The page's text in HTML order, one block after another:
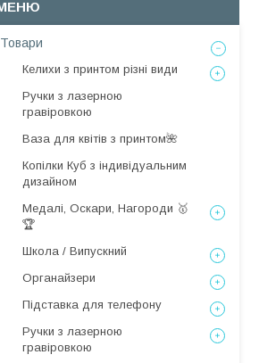
Товари
Келихи з принтом різні види
Ручки з лазерною
гравіровкою
Ваза для квітів з принтом🌺
Копілки Куб з індивідуальним
дизайном
Медалі, Оскари, Нагороди 🥇
🏆
Школа / Випускний
Органайзери
Підставка для телефону
Ручки з лазерною
гравіровкою